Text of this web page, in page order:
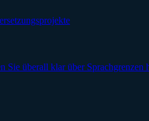
Sie überall klar über Sprachgrenzen